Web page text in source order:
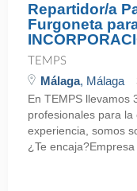
Repartidor/a
Furgoneta
TEMPS
Málaga, Málaga
En TEMPS llevamos
profesionales para
experiencia, somos
¿Te encaja?Empresa